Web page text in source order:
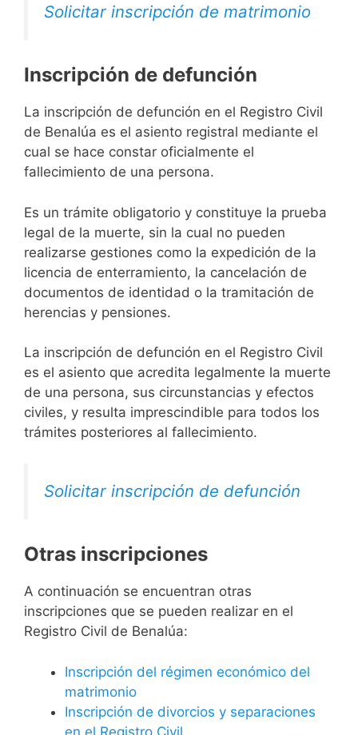
Solicitar inscripción de matrimonio
Inscripción de defunción
La inscripción de defunción en el Registro Civil
de Benalúa es el asiento registral mediante el
cual se hace constar oficialmente el
fallecimiento de una persona.
Es un trámite obligatorio y constituye la prueba
legal de la muerte, sin la cual no pueden
realizarse gestiones como la expedición de la
licencia de enterramiento, la cancelación de
documentos de identidad o la tramitación de
herencias y pensiones.
La inscripción de defunción en el Registro Civil
es el asiento que acredita legalmente la muerte
de una persona, sus circunstancias y efectos
civiles, y resulta imprescindible para todos los
trámites posteriores al fallecimiento.
Solicitar inscripción de defunción
Otras inscripciones
A continuación se encuentran otras
inscripciones que se pueden realizar en el
Registro Civil de Benalúa:
Inscripción del régimen económico del
matrimonio
Inscripción de divorcios y separaciones
en el Registro Civil